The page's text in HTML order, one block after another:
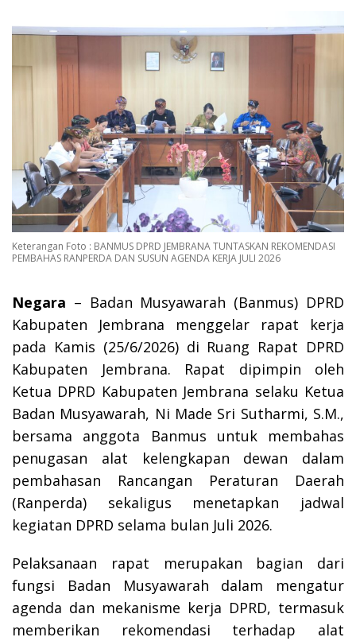
Keterangan Foto : BANMUS DPRD JEMBRANA TUNTASKAN REKOMENDASI
PEMBAHAS RANPERDA DAN SUSUN AGENDA KERJA JULI 2026
Negara – Badan Musyawarah (Banmus) DPRD
Kabupaten Jembrana menggelar rapat kerja
pada Kamis (25/6/2026) di Ruang Rapat DPRD
Kabupaten Jembrana. Rapat dipimpin oleh
Ketua DPRD Kabupaten Jembrana selaku Ketua
Badan Musyawarah, Ni Made Sri Sutharmi, S.M.,
bersama anggota Banmus untuk membahas
penugasan alat kelengkapan dewan dalam
pembahasan Rancangan Peraturan Daerah
(Ranperda) sekaligus menetapkan jadwal
kegiatan DPRD selama bulan Juli 2026.
Pelaksanaan rapat merupakan bagian dari
fungsi Badan Musyawarah dalam mengatur
agenda dan mekanisme kerja DPRD, termasuk
memberikan rekomendasi terhadap alat